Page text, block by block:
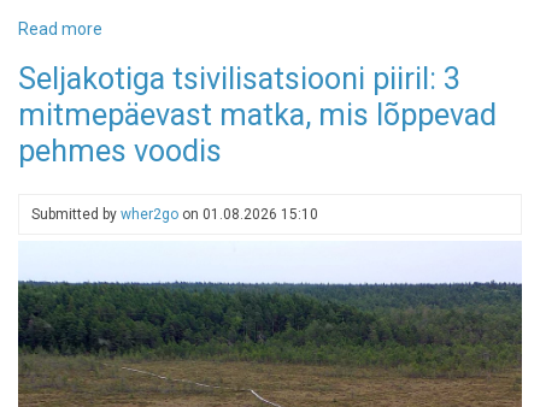
Read more
telkimisalal
kehtib
uus
parkimiskord
Seljakotiga tsivilisatsiooni piiril: 3
mitmepäevast matka, mis lõppevad
pehmes voodis
Submitted by wher2go on 01.08.2026 15:10